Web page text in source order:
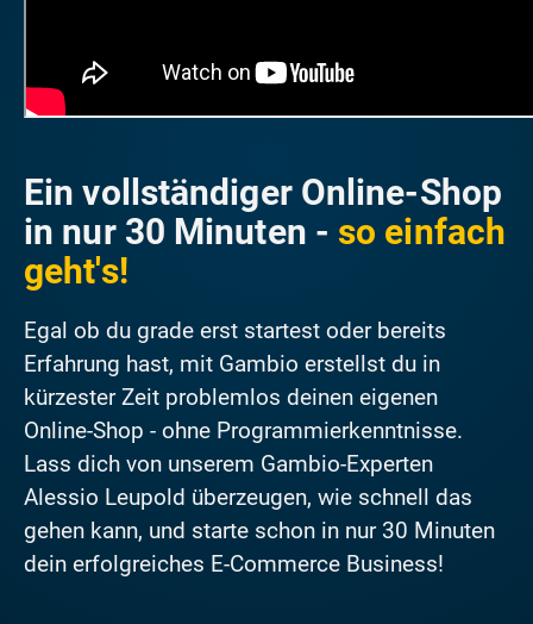
Ein vollständiger Online-Shop
in nur 30 Minuten - so einfach
geht's!
Egal ob du grade erst startest oder bereits
Erfahrung hast, mit Gambio erstellst du in
kürzester Zeit problemlos deinen eigenen
Online-Shop - ohne Programmierkenntnisse.
Lass dich von unserem Gambio-Experten
Alessio Leupold überzeugen, wie schnell das
gehen kann, und starte schon in nur 30 Minuten
dein erfolgreiches E-Commerce Business!